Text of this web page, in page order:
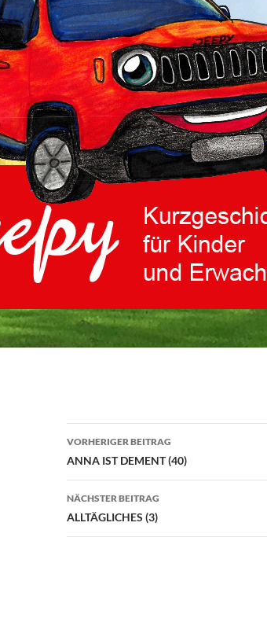
Beitragsnavigation
VORHERIGER BEITRAG
ANNA IST DEMENT (40)
NÄCHSTER BEITRAG
ALLTÄGLICHES (3)